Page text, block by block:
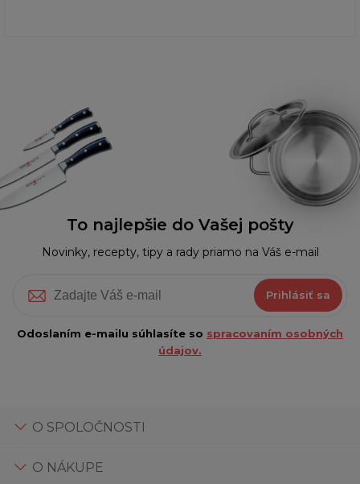
To najlepšie do Vašej pošty
Novinky, recepty, tipy a rady priamo na Váš e-mail
Prihlásiť sa
Odoslaním e-mailu súhlasíte so spracovaním osobných
údajov.
O SPOLOČNOSTI
O NÁKUPE